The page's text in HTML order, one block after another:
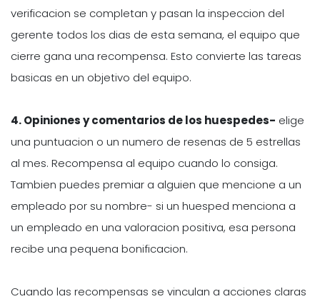
verificacion se completan y pasan la inspeccion del
gerente todos los dias de esta semana, el equipo que
cierre gana una recompensa. Esto convierte las tareas
basicas en un objetivo del equipo.
4. Opiniones y comentarios de los huespedes- elige
una puntuacion o un numero de resenas de 5 estrellas
al mes. Recompensa al equipo cuando lo consiga.
Tambien puedes premiar a alguien que mencione a un
empleado por su nombre- si un huesped menciona a
un empleado en una valoracion positiva, esa persona
recibe una pequena bonificacion.
Cuando las recompensas se vinculan a acciones claras